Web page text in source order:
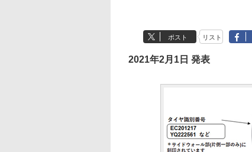
ポスト リスト
2021年2月1日 発表